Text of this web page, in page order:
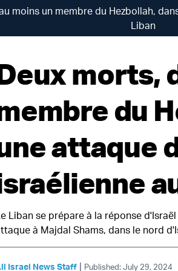
moins un membre du Hezbollah,
Liban
morts,
du
attaque
Liban se prépare à la réponse
à Majdal Shams, dans le nord
Israel News Staff | Published: July 29, 2024